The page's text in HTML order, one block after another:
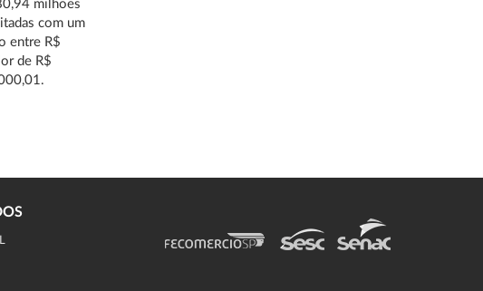
milhões
com um
entre R$
de R$